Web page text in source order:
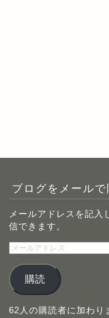
ブログをメールで
メールアドレスを記入
信できます。
メ
ル
ア
レ
購読
62人の購読者に加わり